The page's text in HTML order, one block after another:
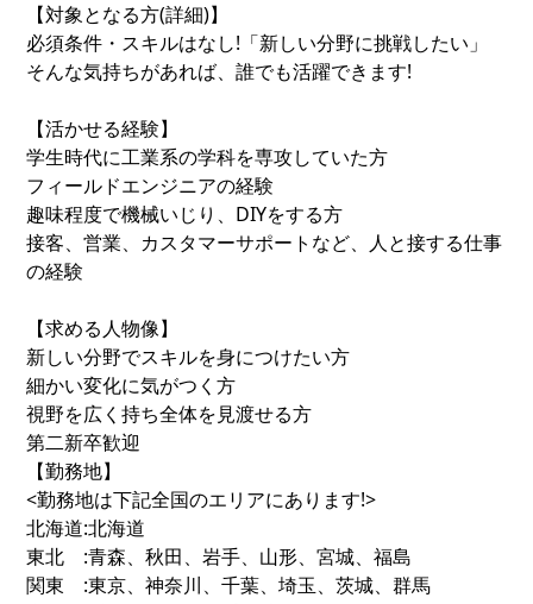
【対象となる方(詳細)】
必須条件・スキルはなし!「新しい分野に挑戦したい」
そんな気持ちがあれば、誰でも活躍できます!
【活かせる経験】
学生時代に工業系の学科を専攻していた方
フィールドエンジニアの経験
趣味程度で機械いじり、DIYをする方
接客、営業、カスタマーサポートなど、人と接する仕事
の経験
【求める人物像】
新しい分野でスキルを身につけたい方
細かい変化に気がつく方
視野を広く持ち全体を見渡せる方
第二新卒歓迎
【勤務地】
<勤務地は下記全国のエリアにあります!>
北海道:北海道
東北 :青森、秋田、岩手、山形、宮城、福島
関東 :東京、神奈川、千葉、埼玉、茨城、群馬